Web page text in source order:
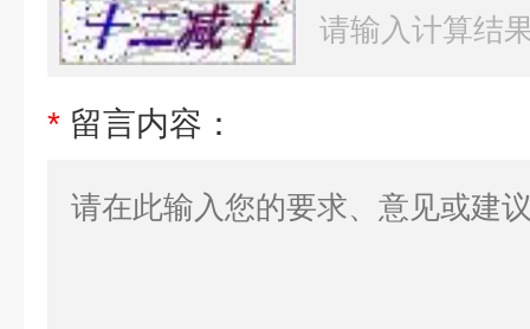
* 留言内容：